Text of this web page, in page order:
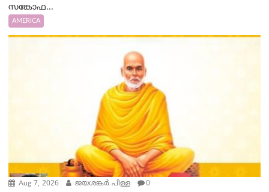
സങ്കോഫ...
AMERICA
Aug 7, 2026 ജയശങ്കര്‍ പിള്ള 0